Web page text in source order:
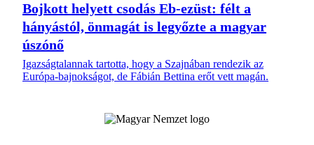
Bojkott helyett csodás Eb-ezüst: félt a
hányástól, önmagát is legyőzte a magyar
úszónő
Igazságtalannak tartotta, hogy a Szajnában rendezik az
Európa-bajnokságot, de Fábián Bettina erőt vett magán.